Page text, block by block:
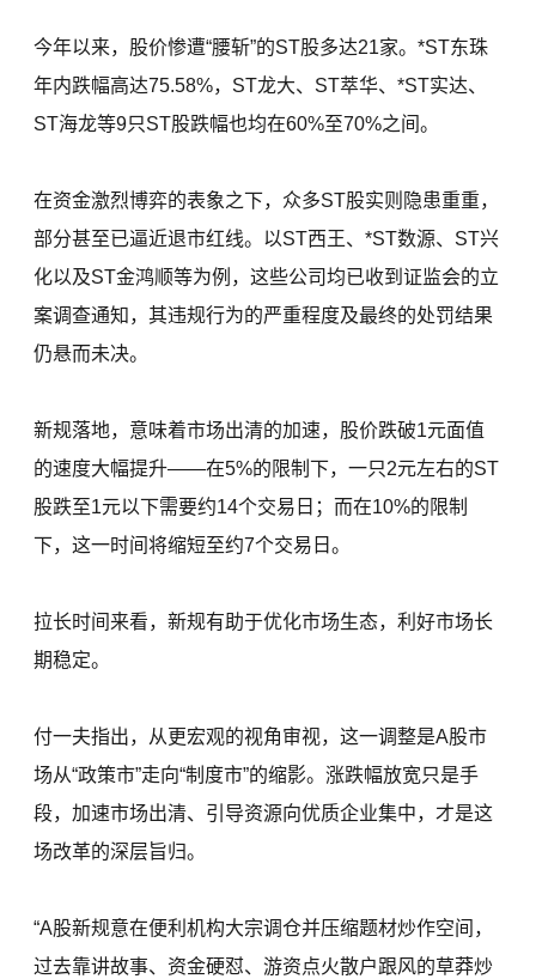
今年以来，股价惨遭“腰斩”的ST股多达21家。*ST东珠
年内跌幅高达75.58%，ST龙大、ST萃华、*ST实达、
ST海龙等9只ST股跌幅也均在60%至70%之间。
在资金激烈博弈的表象之下，众多ST股实则隐患重重，
部分甚至已逼近退市红线。以ST西王、*ST数源、ST兴
化以及ST金鸿顺等为例，这些公司均已收到证监会的立
案调查通知，其违规行为的严重程度及最终的处罚结果
仍悬而未决。
新规落地，意味着市场出清的加速，股价跌破1元面值
的速度大幅提升——在5%的限制下，一只2元左右的ST
股跌至1元以下需要约14个交易日；而在10%的限制
下，这一时间将缩短至约7个交易日。
拉长时间来看，新规有助于优化市场生态，利好市场长
期稳定。
付一夫指出，从更宏观的视角审视，这一调整是A股市
场从“政策市”走向“制度市”的缩影。涨跌幅放宽只是手
段，加速市场出清、引导资源向优质企业集中，才是这
场改革的深层旨归。
“A股新规意在便利机构大宗调仓并压缩题材炒作空间，
过去靠讲故事、资金硬怼、游资点火散户跟风的草莽炒